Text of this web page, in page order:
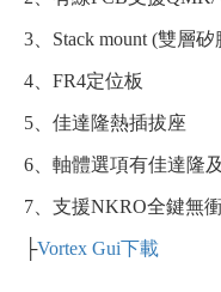
3、Stack mount (雙層
4、FR4定位板
5、佳達隆熱插拔座
6、軸體選項有佳達隆
7、支援NKRO全鍵無
├Vortex Gui下載